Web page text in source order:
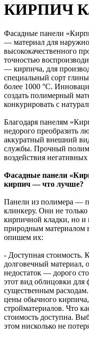
КИРПИЧ
Фасадные панели
— материал для
высококачественного
точностью
— кирпича, для
специальный сорт
более 1000 °C.
создать полимерный
конкурировать с
Благодаря панелям
недорого преобразить
аккуратный внешний
службы. Прочный
воздействия
Фасадные панели
кирпич — что лучше?
Панели из полимера —
клинкеру. Они не
кирпичной кладки, но
природным материалом
опишем их:
- Доступная
долговечный материал,
недостаток — дорого
этот вид облицовки для
существенным
цены обычного
стройматериалов. Что
стоимость доступна.
этом нисколько не